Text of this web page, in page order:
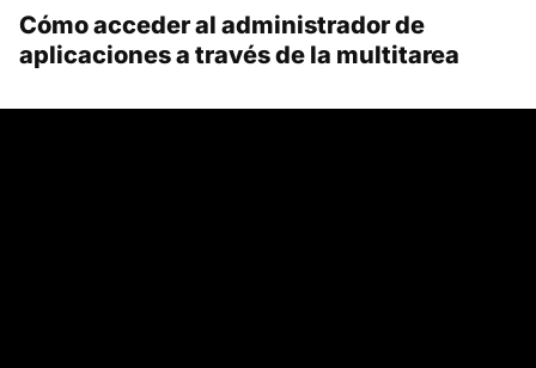
Cómo acceder al administrador de
aplicaciones a través de la multitarea